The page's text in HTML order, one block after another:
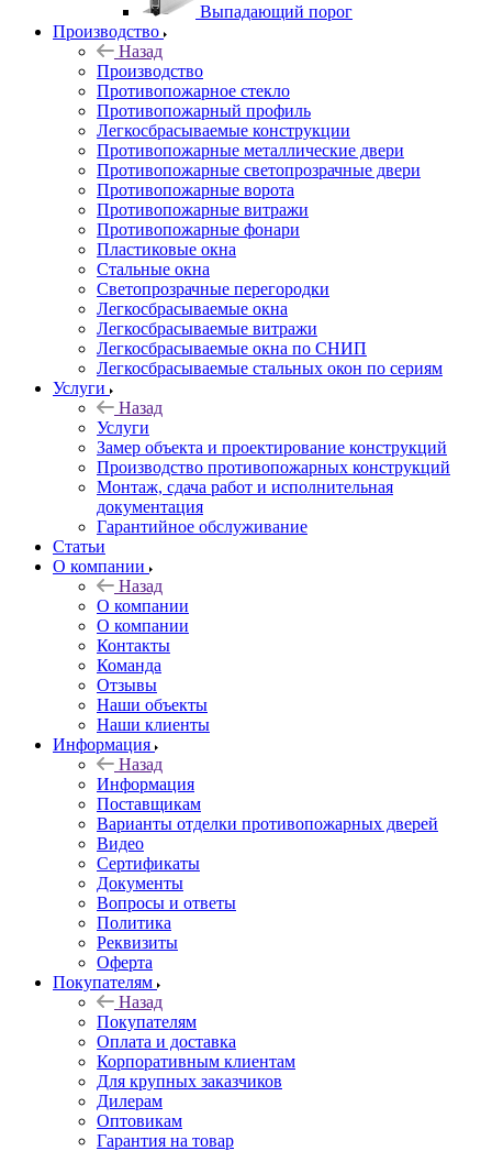
Выпадающий порог
Производство
Назад
Производство
Противопожарное стекло
Противопожарный профиль
Легкосбрасываемые конструкции
Противопожарные металлические двери
Противопожарные светопрозрачные двери
Противопожарные ворота
Противопожарные витражи
Противопожарные фонари
Пластиковые окна
Стальные окна
Светопрозрачные перегородки
Легкосбрасываемые окна
Легкосбрасываемые витражи
Легкосбрасываемые окна по СНИП
Легкосбрасываемые стальных окон по сериям
Услуги
Назад
Услуги
Замер объекта и проектирование конструкций
Производство противопожарных конструкций
Монтаж, сдача работ и исполнительная
документация
Гарантийное обслуживание
Статьи
О компании
Назад
О компании
О компании
Контакты
Команда
Отзывы
Наши объекты
Наши клиенты
Информация
Назад
Информация
Поставщикам
Варианты отделки противопожарных дверей
Видео
Сертификаты
Документы
Вопросы и ответы
Политика
Реквизиты
Оферта
Покупателям
Назад
Покупателям
Оплата и доставка
Корпоративным клиентам
Для крупных заказчиков
Дилерам
Оптовикам
Гарантия на товар